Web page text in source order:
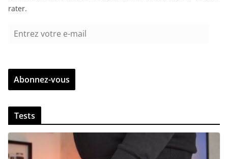
rater.
r
z
v
t
r
e
Abonnez-vous
Tests